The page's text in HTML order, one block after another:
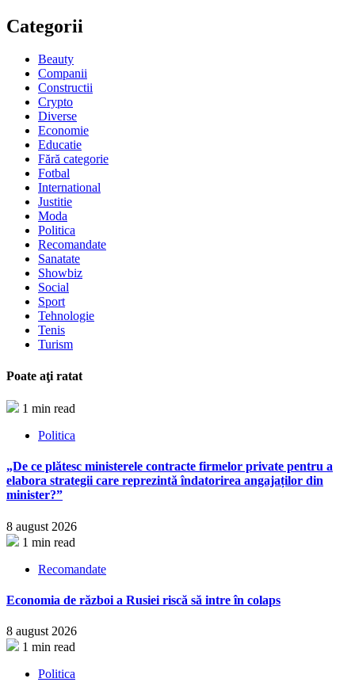
Categorii
Beauty
Companii
Constructii
Crypto
Diverse
Economie
Educatie
Fără categorie
Fotbal
International
Justitie
Moda
Politica
Recomandate
Sanatate
Showbiz
Social
Sport
Tehnologie
Tenis
Turism
Poate aţi ratat
1 min read
Politica
„De ce plătesc ministerele contracte firmelor private pentru a
elabora strategii care reprezintă îndatorirea angajaților din
minister?”
8 august 2026
1 min read
Recomandate
Economia de război a Rusiei riscă să intre în colaps
8 august 2026
1 min read
Politica